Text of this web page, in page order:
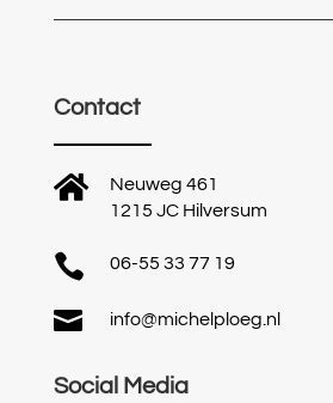
Contact

Neuweg 461
1215 JC Hilversum
 06-55 33 77 19
 info@michelploeg.nl
Social Media